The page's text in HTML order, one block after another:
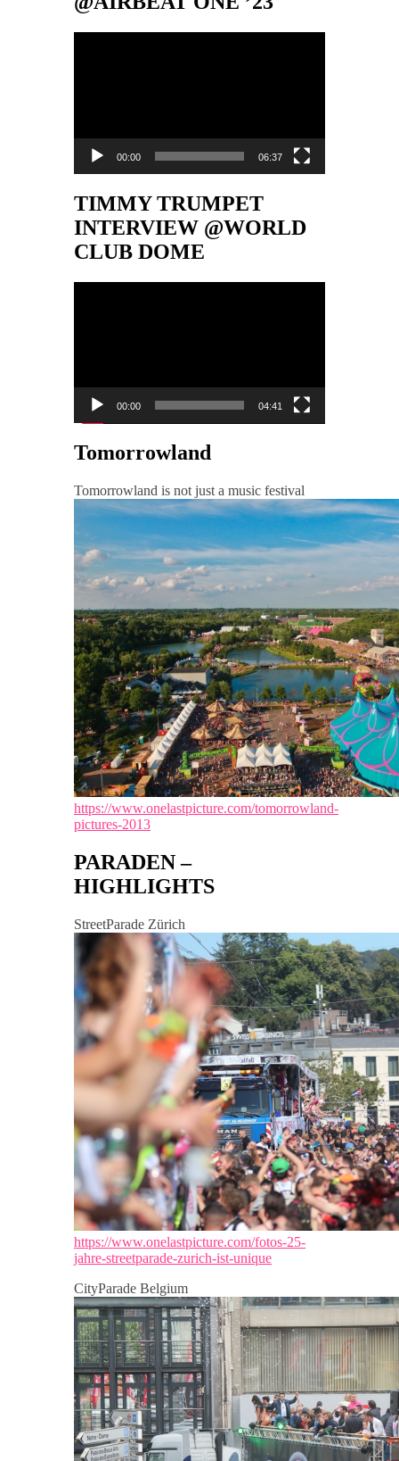
00:00 06:37
TIMMY TRUMPET
INTERVIEW @WORLD
CLUB DOME
00:00 04:41
Tomorrowland
Tomorrowland is not just a music festival
https://www.onelastpicture.com/tomorrowland-
pictures-2013
PARADEN –
HIGHLIGHTS
StreetParade Zürich
https://www.onelastpicture.com/fotos-25-
jahre-streetparade-zurich-ist-unique
CityParade Belgium